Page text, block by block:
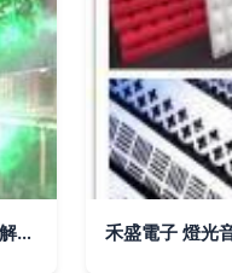
專業舞臺燈光音響工程 從批發到供應的全鏈路解決方案 禾盛電子 燈光